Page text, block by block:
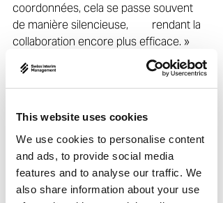
This website uses cookies
We use cookies to personalise content
and ads, to provide social media
features and to analyse our traffic. We
also share information about your use
coordonnées, cela se passe souvent
de manière silencieuse, 	rendant la
collaboration encore plus efficace. »
Lorsque les choses ne se passent pas
comme prévu, Daniel considère les
d’apprentissage. Cette mentalité
favorise la résilience et l’innovation,
tandis que son style de leadership
stable et constructif aide à maintenir
l’énergie et la concentration — même